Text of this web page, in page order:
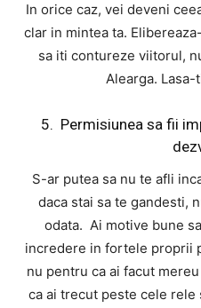
In orice caz, vei deveni
clar in mintea ta.
sa iti contureze viitorul,
Alearga.
5. Permisiunea sa fii
S-ar putea sa nu te afli
daca stai sa te gandesti,
odata. Ai motive bune
incredere in fortele proprii
nu pentru ca ai facut
ca ai trecut peste cele